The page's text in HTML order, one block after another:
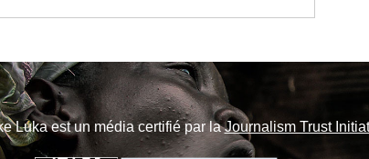
Luka est un média certifié par laJournalism Trust